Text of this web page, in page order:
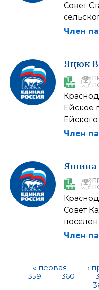
Совет
Член
Яцюк
Ейское
Член
Яшина
Совет
Член
« первая ‹
359
360